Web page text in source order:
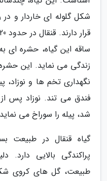
شکل گلوله ای خاردار و
ساقه این گیاه، حشره ای
زندگی می نماید. این
نگهداری تخم ها و نوزاد،
فندق می تند. نوزاد پس
شد، پیله را سوراخ می
گیاه قنقال در طبیعت
پراکندگی بالایی دارد.
طبیعت، گل های کروی